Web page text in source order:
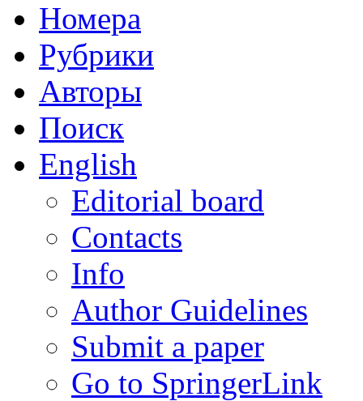
Номера
Рубрики
Авторы
Поиск
English
Editorial board
Contacts
Info
Author Guidelines
Submit a paper
Go to SpringerLink